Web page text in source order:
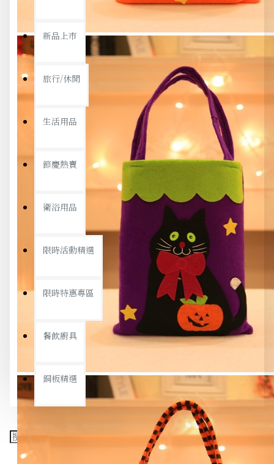
新品上市
旅行/休閒
生活用品
節慶熱賣
衛浴用品
限時活動精選
限時特惠專區
餐飲廚具
銅板精選